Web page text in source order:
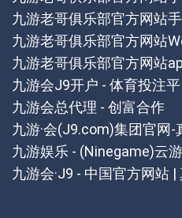
九游老哥俱乐部官方网站
九游老哥俱乐部官方网站
九游老哥俱乐部官方网站
九游会J9开户 - 体育投注
九游会总代理 - 创富合作
九游·会(J9.com)集团官网
九游娱乐 - (Ninegame)云
九游会·J9 - 中国官方网站